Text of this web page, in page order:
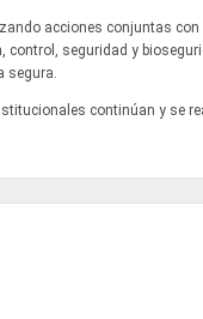
acciones conjuntas
control, seguridad y
segura.
continúan y se